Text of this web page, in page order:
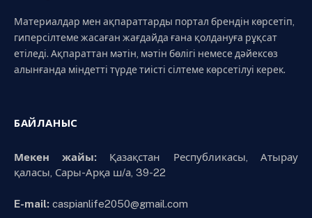
Материалдар мен ақпараттарды портал брендін көрсетіп,
гиперсілтеме жасаған жағдайда ғана қолдануға рұқсат
етіледі. Ақпараттан мәтін, мәтін бөлігі немесе дәйексөз
алынғанда міндетті түрде тиісті сілтеме көрсетілуі керек.
БАЙЛАНЫС
Мекен жайы:Қазақстан Республикасы, Атырау
қаласы, Сары-Арқа ш/а, 39-22
E-mail: caspianlife2050@gmail.com